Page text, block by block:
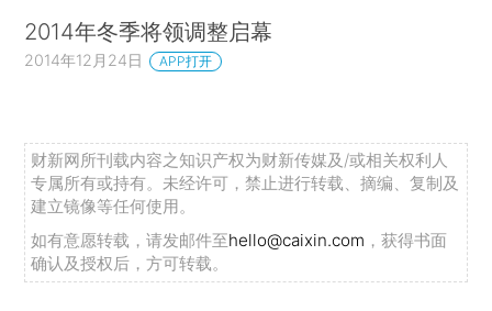
2014年冬季将领调整启幕
2014年12月24日 APP打开
财新网所刊载内容之知识产权为财新传媒及/或相关权利人
专属所有或持有。未经许可，禁止进行转载、摘编、复制及
建立镜像等任何使用。
如有意愿转载，请发邮件至hello@caixin.com ，获得书面
确认及授权后，方可转载。